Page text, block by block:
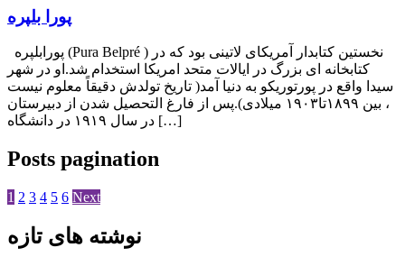
پورا بلپره
كتابخانه ای بزرگ در ايالات متحد امريكا استخدام شد.او در شهر
سيدا واقع در پورتوريكو به دنيا آمد( تاريخ تولدش دقيقاً معلوم نيست
، بين ١٨٩٩تا١٩٠٣ ميلادی).پس از فارغ التحصيل شدن از دبيرستان
در سال ١٩١٩ در دانشگاه […]
Posts pagination
1 2 3 4 5 6 Next
نوشته های تازه